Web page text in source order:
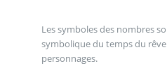
Les symboles des nombres
symbolique du temps du rêve
personnages.